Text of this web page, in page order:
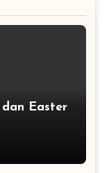
Easter